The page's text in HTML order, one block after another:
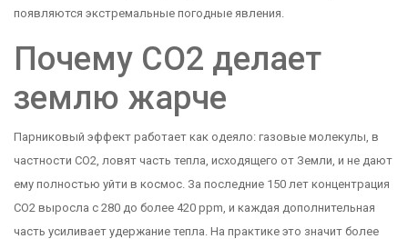
появляются экстремальные погодные явления.
Почему CO2 делает
землю жарче
Парниковый эффект работает как одеяло: газовые молекулы, в
частности CO2, ловят часть тепла, исходящего от Земли, и не дают
ему полностью уйти в космос. За последние 150 лет концентрация
CO2 выросла с 280 до более 420 ppm, и каждая дополнительная
часть усиливает удержание тепла. На практике это значит более